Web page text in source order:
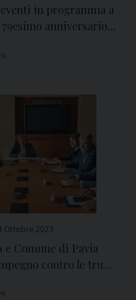
in programma a
anniversario
Ottobre 2023
e Comune di Pavia
contro le truffe